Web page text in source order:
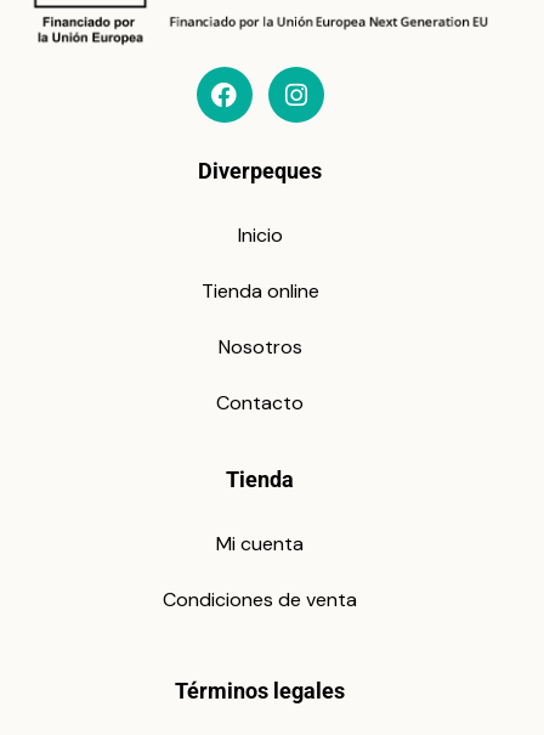
Diverpeques
Inicio
Tienda online
Nosotros
Contacto
Tienda
Mi cuenta
Condiciones de venta
Términos legales